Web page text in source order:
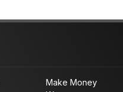
Make Money